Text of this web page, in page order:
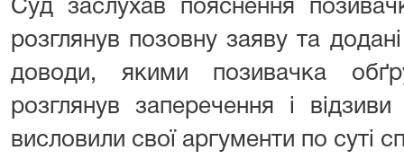
Суд заслухав пояснення
розглянув позовну заяву та
доводи, якими позивачка
розглянув заперечення і
висловили свої аргументи по суті